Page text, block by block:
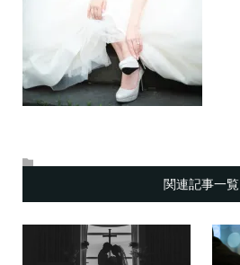
関連記事一覧